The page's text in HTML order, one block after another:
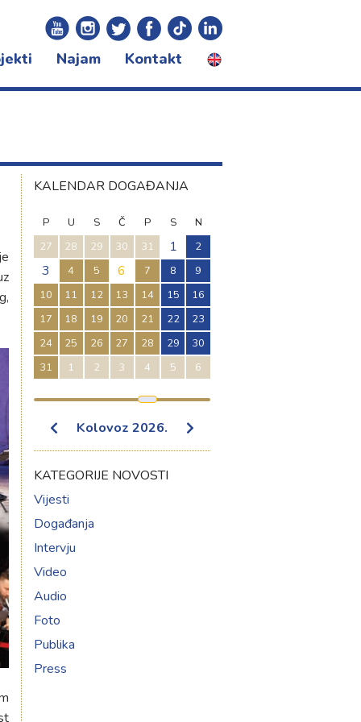
sezona
Najam Kontakt
KALENDAR DOGAĐANJA
P U S Č P S
N
27
28 29 30 31 1 2
3 4 5 6 7 8
9
10
11 12 13 14 15
16
17
18 19 20 21 22
23
24
25 26 27 28 29
30
31
1 2 3 4 5 6
Kolovoz 2026.
KATEGORIJE NOVOSTI
Vijesti
Događanja
Intervju
Video
Audio
Foto
Publika
Press